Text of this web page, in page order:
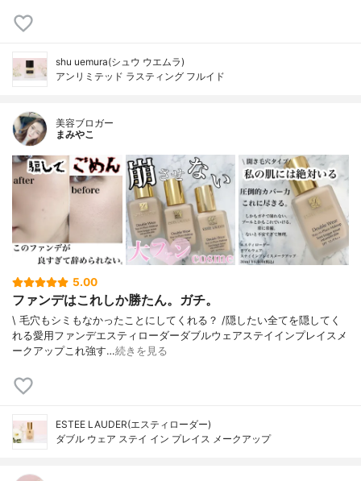
shu uemura(シュウ ウエムラ)
アンリミテッド ラスティング フルイド
美容ブロガー
まみやこ
5.00
ファンデはこれしか勝たん。ガチ。
\ 毛穴もシミもなかったことにしてくれる？ /⁡⁡隠したい全てを隠してく
れる愛用ファンデ⁡エスティローダーダブルウェアステイインプレイスメ
ークアップ⁡⁡これ強す…続きを見る
ESTEE LAUDER(エスティローダー)
ダブル ウェア ステイ イン プレイス メークアップ